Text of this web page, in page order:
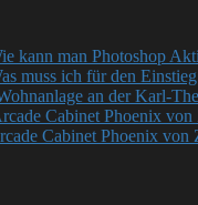
kann man Photoshop
muss ich für den
an der Karl-
Cabinet Phoenix
Cabinet Phoenix von